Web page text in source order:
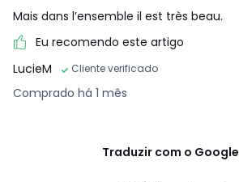
Mais dans l’ensemble il est très beau.
Eu recomendo este artigo
LucieM
Cliente verificado
Comprado há 1 mês
Traduzir com o Google